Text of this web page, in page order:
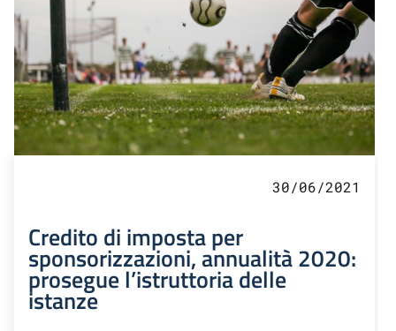
30/06/2021
Credito di imposta per
sponsorizzazioni, annualità 2020:
prosegue l’istruttoria delle
istanze